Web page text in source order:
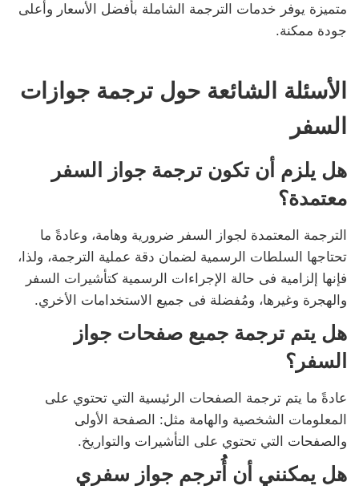
متميزة يوفر خدمات الترجمة الشاملة بأفضل الأسعار وأعلى
جودة ممكنة.
الأسئلة الشائعة حول ترجمة جوازات
السفر
هل يلزم أن تكون ترجمة جواز السفر
معتمدة؟
الترجمة المعتمدة لجواز السفر ضرورية وهامة، وعادةً ما
تحتاجها السلطات الرسمية لضمان دقة عملية الترجمة، ولذا،
فإنها إلزامية فى حالة الإجراءات الرسمية كتأشيرات السفر
والهجرة وغيرها، ومُفضلة فى جميع الاستخدامات الأخري.
هل يتم ترجمة جميع صفحات جواز
السفر؟
عادةً ما يتم ترجمة الصفحات الرئيسية التي تحتوي على
المعلومات الشخصية والهامة مثل: الصفحة الأولى
والصفحات التي تحتوي على التأشيرات والتواريخ.
هل يمكنني أن أُترجم جواز سفري